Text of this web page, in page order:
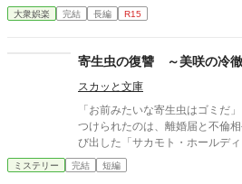
的に依存をするようになる。幼
嬉しく、素敵なママに甘える閉
マとの日常の中で処理すべきも
もママに甘える「僕」に満足す
なからず社会規範に反している
甘美な繋がりは解消できずに戸
の僕」の営みを描いてみました。
大衆娯楽 完結 長編 R15
寄生虫の復讐 ～美咲の冷
スカッと文庫
「お前みたいな寄生虫はゴミだ
つけられたのは、離婚届と不倫
び出した「サカモト・ホールデ
そして明日、彼が人生を賭けて
あることを。 どん底に叩き落と
ミステリー 完結 短編